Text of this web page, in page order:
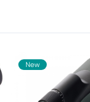
New